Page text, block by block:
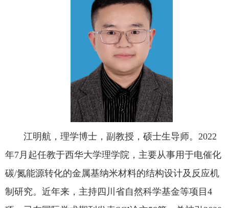
江明航，理学博士，副教授，硕士生导师。2022
年7月起任教于西华大学理学院，主要从事用于电催化
碳/氮能源转化的金属基纳米材料的结构设计及反应机
制研究。近年来，主持四川省自然科学基金等项目4